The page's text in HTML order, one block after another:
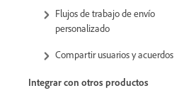
Flujos de trabajo de envío
personalizado
Compartir usuarios y acuerdos
Integrar con otros productos